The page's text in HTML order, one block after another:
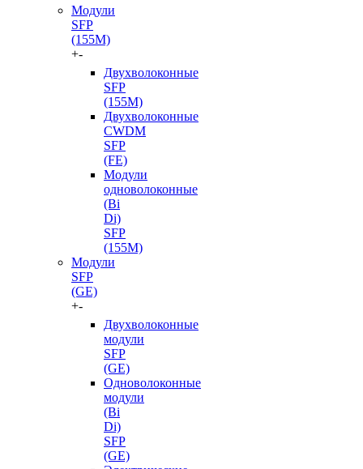
Модули
SFP
(155M)
+-
Двухволоконные
SFP
(155M)
Двухволоконные
CWDM
SFP
(FE)
Модули
одноволоконные
(Bi
Di)
SFP
(155M)
Модули
SFP
(GE)
+-
Двухволоконные
модули
SFP
(GE)
Одноволоконные
модули
(Bi
Di)
SFP
(GE)